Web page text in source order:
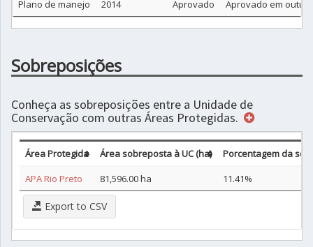
Plano de manejo
2014 Aprovado Aprovado em
Sobreposições
Conheça as sobreposições entre a Unidade de
Conservação com outras Áreas Protegidas.
Área Protegida Área sobreposta à UC (ha)
Porcentagem da
APA Rio Preto
81,596.00 ha 11.41%
Export to CSV